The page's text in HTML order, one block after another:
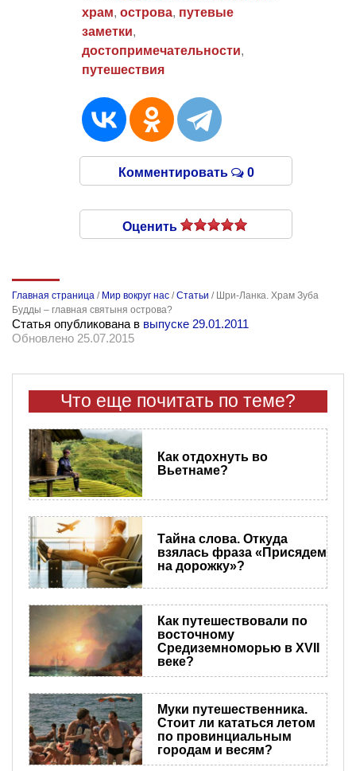
храм, острова, путевые
заметки,
достопримечательности,
путешествия
Комментировать 0
Оценить
Главная страница / Мир вокруг нас /Статьи / Шри-Ланка. Храм Зуба
Будды – главная святыня острова?
Статья опубликована в выпуске 29.01.2011
Обновлено 25.07.2015
Что еще почитать по теме?
Как отдохнуть во
Вьетнаме?
Тайна слова. Откуда
взялась фраза «Присядем
на дорожку»?
Как путешествовали по
восточному
Средиземноморью в XVII
веке?
Муки путешественника.
Стоит ли кататься летом
по провинциальным
городам и весям?